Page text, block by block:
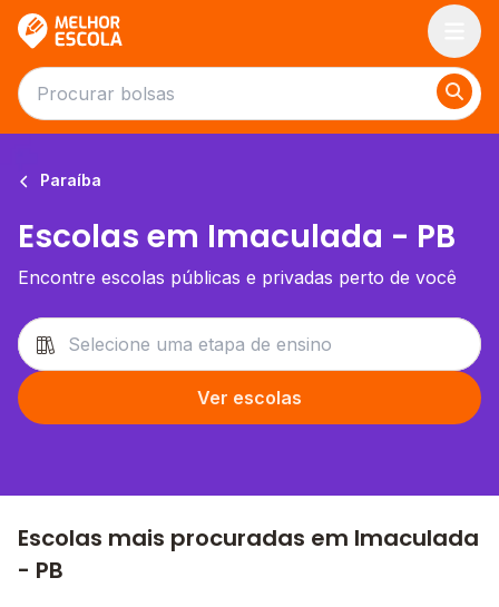
Paraíba
Escolas em Imaculada - PB
Encontre escolas públicas e privadas perto de você
Ver escolas
Escolas mais procuradas em Imaculada
- PB